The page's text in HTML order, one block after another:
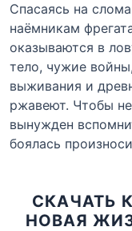
Спасаясь на
наёмникам
оказываются в
тело, чужие
выживания и
ржавеют. Чтобы
вынужден
боялась
СКАЧАТЬ
НОВАЯ